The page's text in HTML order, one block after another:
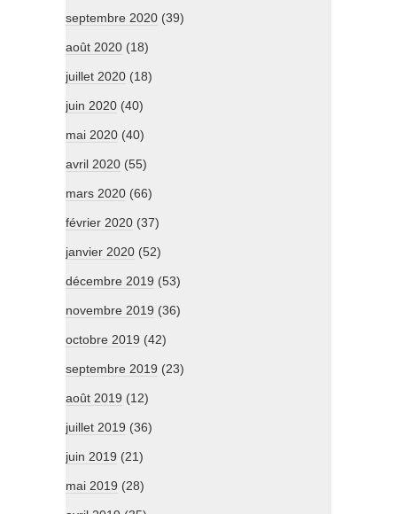
septembre 2020 (39)
août 2020 (18)
juillet 2020 (18)
juin 2020 (40)
mai 2020 (40)
avril 2020 (55)
mars 2020 (66)
février 2020 (37)
janvier 2020 (52)
décembre 2019 (53)
novembre 2019 (36)
octobre 2019 (42)
septembre 2019 (23)
août 2019 (12)
juillet 2019 (36)
juin 2019 (21)
mai 2019 (28)